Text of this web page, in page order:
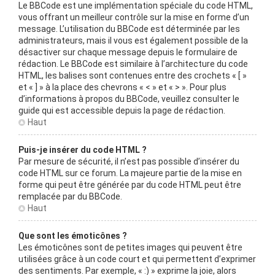
Le BBCode est une implémentation spéciale du code HTML,
vous offrant un meilleur contrôle sur la mise en forme d’un
message. L’utilisation du BBCode est déterminée par les
administrateurs, mais il vous est également possible de la
désactiver sur chaque message depuis le formulaire de
rédaction. Le BBCode est similaire à l’architecture du code
HTML, les balises sont contenues entre des crochets « [ »
et « ] » à la place des chevrons « < » et « > ». Pour plus
d’informations à propos du BBCode, veuillez consulter le
guide qui est accessible depuis la page de rédaction.
Haut
Puis-je insérer du code HTML ?
Par mesure de sécurité, il n’est pas possible d’insérer du
code HTML sur ce forum. La majeure partie de la mise en
forme qui peut être générée par du code HTML peut être
remplacée par du BBCode.
Haut
Que sont les émoticônes ?
Les émoticônes sont de petites images qui peuvent être
utilisées grâce à un code court et qui permettent d’exprimer
des sentiments. Par exemple, « :) » exprime la joie, alors